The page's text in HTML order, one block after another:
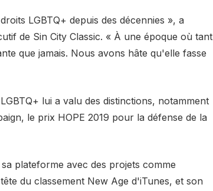
LGBTQ+ depuis des décennies », a
de Sin City Classic. « À une époque où tant
que jamais. Nous avons hâte qu'elle fasse
lui a valu des distinctions, notamment
le prix HOPE 2019 pour la défense de la
plateforme avec des projets comme
du classement New Age d'iTunes, et son